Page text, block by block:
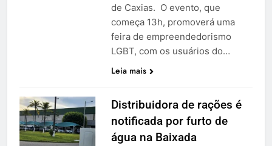
de Caxias. O evento, que
começa 13h, promoverá uma
feira de empreendedorismo
LGBT, com os usuários do…
Leia mais
Distribuidora de rações é
notificada por furto de
água na Baixada